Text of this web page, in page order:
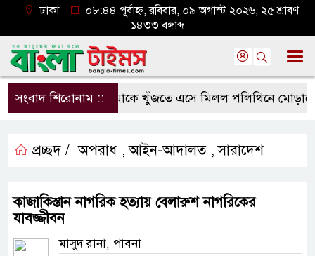
ঢাকা
০৮:৪৪ পূর্বাহ্ন, রবিবার, ০৯ অগাস্ট ২০২৬, ২৫ শ্রাবণ
১৪৩৩ বঙ্গাব্দ
সংবাদ শিরোনাম ::মাকে খুঁজতে এসে মিলল পলিথিনে মোড়ানো
প্রচ্ছদ / অপরাধ ,আইন-আদালত ,সারাদেশ
কাজাকিস্তান নাগরিক হত্যায় বেলারুশ নাগরিকের
যাবজ্জীবন
মাসুদ রানা, পাবনা